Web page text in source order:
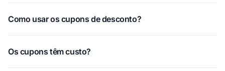
Como usar os cupons de desconto?
Os cupons têm custo?